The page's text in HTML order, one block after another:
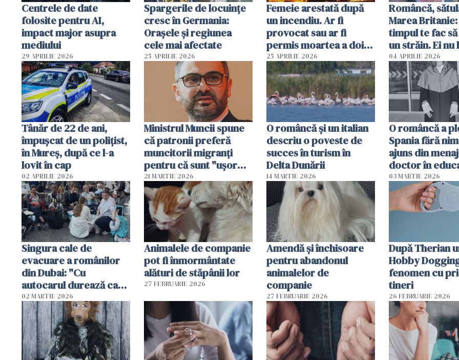
Centrele de date
folosite pentru AI,
impact major asupra
mediului
29 APRILIE 2026
Spargerile de locuințe
cresc în Germania:
Orașele și regiunea
cele mai afectate
25 APRILIE 2026
Femeie arestată după
un incendiu. Ar fi
provocat sau ar fi
permis moartea a doi
copii de 1 an și 3 ani
25 APRILIE 2026
Româncă,
Marea
timpul te fac
un străin. Ei nu
ca noi. În
oamenii sunt
04 APRILIE 2026
Tânăr de 22 de ani,
împușcat de un polițist,
în Mureș, după ce l-a
lovit în cap
02 APRILIE 2026
Ministrul Muncii spune
că patronii preferă
muncitorii migranți
pentru că sunt "uşor
dispensabili"
21 MARTIE 2026
O româncă și un italian
descriu o poveste de
succes în turism în
Delta Dunării
14 MARTIE 2026
O româncă a
Spania fără
ajuns din
doctor în
03 MARTIE 2026
Singura cale de
evacuare a românilor
din Dubai: "Cu
autocarul durează cam
două zile"
02 MARTIE 2026
Animalele de companie
pot fi înmormântate
alături de stăpânii lor
27 FEBRUARIE 2026
Amendă și închisoare
pentru abandonul
animalelor de
companie
27 FEBRUARIE 2026
După Therian
Hobby
fenomen cu
tineri
26 FEBRUARIE 2026